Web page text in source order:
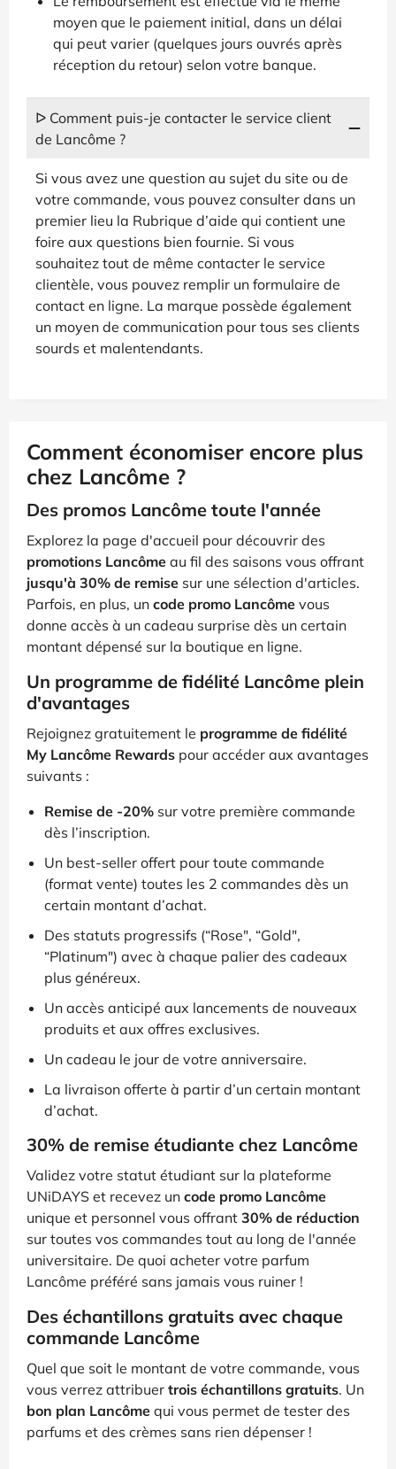
moyen que le paiement initial, dans un délai
qui peut varier (quelques jours ouvrés après
réception du retour) selon votre banque.
ᐅ Comment puis-je contacter le service client
de Lancôme ?
Si vous avez une question au sujet du site ou de
votre commande, vous pouvez consulter dans un
premier lieu la Rubrique d’aide qui contient une
foire aux questions bien fournie. Si vous
souhaitez tout de même contacter le service
clientèle, vous pouvez remplir un formulaire de
contact en ligne. La marque possède également
un moyen de communication pour tous ses clients
sourds et malentendants.
Comment économiser encore plus
chez Lancôme ?
Des promos Lancôme toute l'année
Explorez la page d'accueil pour découvrir des
promotions Lancôme au fil des saisons vous offrant
jusqu'à 30% de remise sur une sélection d'articles.
Parfois, en plus, un code promo Lancôme vous
donne accès à un cadeau surprise dès un certain
montant dépensé sur la boutique en ligne.
Un programme de fidélité Lancôme plein
d'avantages
Rejoignez gratuitement le programme de fidélité
My Lancôme Rewards pour accéder aux avantages
suivants :
Remise de -20% sur votre première commande
dès l’inscription.
Un best-seller offert pour toute commande
(format vente) toutes les 2 commandes dès un
certain montant d’achat.
Des statuts progressifs (“Rose", “Gold",
“Platinum") avec à chaque palier des cadeaux
plus généreux.
Un accès anticipé aux lancements de nouveaux
produits et aux offres exclusives.
Un cadeau le jour de votre anniversaire.
La livraison offerte à partir d’un certain montant
d’achat.
30% de remise étudiante chez Lancôme
Validez votre statut étudiant sur la plateforme
UNiDAYS et recevez un code promo Lancôme
unique et personnel vous offrant 30% de réduction
sur toutes vos commandes tout au long de l'année
universitaire. De quoi acheter votre parfum
Lancôme préféré sans jamais vous ruiner !
Des échantillons gratuits avec chaque
commande Lancôme
Quel que soit le montant de votre commande, vous
vous verrez attribuer trois échantillons gratuits. Un
bon plan Lancôme qui vous permet de tester des
parfums et des crèmes sans rien dépenser !